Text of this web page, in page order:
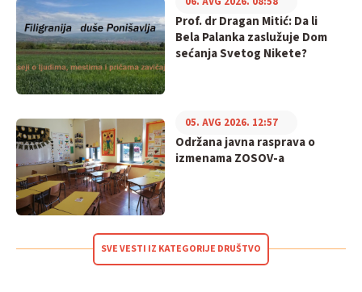
Prof. dr Dragan Mitić: Da li
Bela Palanka zaslužuje Dom
sećanja Svetog Nikete?
Održana javna rasprava o
izmenama ZOSOV-a
05. AVG 2026. 12:57
SVE VESTI IZ KATEGORIJE DRUŠTVO